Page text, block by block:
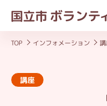
国立市 ボランテ
TOP インフォメーション
講座